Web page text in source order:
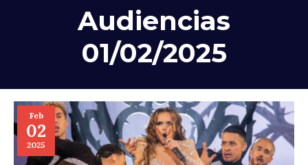
Audiencias
01/02/2025
Feb
02
2025